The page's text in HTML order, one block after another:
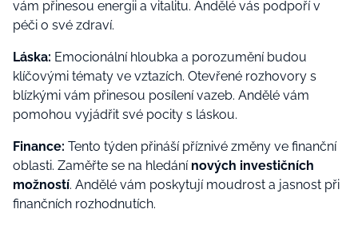
vám přinesou energii a vitalitu. Andělé vás podpoří v
péči o své zdraví.
Láska: Emocionální hloubka a porozumění budou
klíčovými tématy ve vztazích. Otevřené rozhovory s
blízkými vám přinesou posílení vazeb. Andělé vám
pomohou vyjádřit své pocity s láskou.
Finance: Tento týden přináší příznivé změny ve finanční
oblasti. Zaměřte se na hledání nových investičních
možností. Andělé vám poskytují moudrost a jasnost při
finančních rozhodnutích.